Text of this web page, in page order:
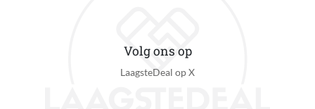
Volg ons op
LaagsteDeal op X